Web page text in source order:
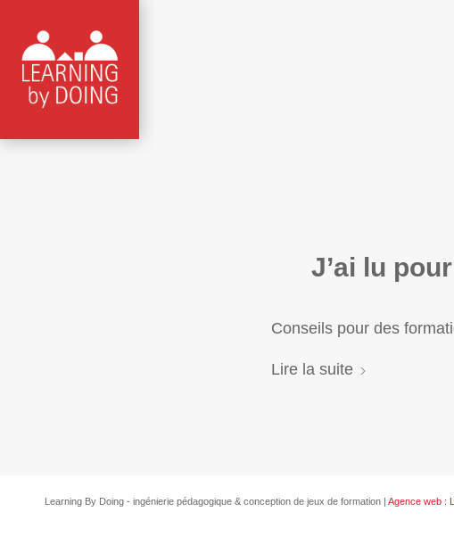
J’ai lu
Conseils pour des
Lire la suite
Learning By Doing - ingénierie pédagogique & conception de jeux de formation | Agence web :